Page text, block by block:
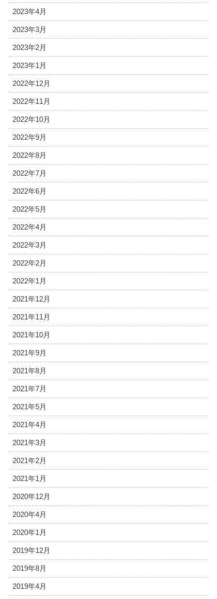
2023年4月
2023年3月
2023年2月
2023年1月
2022年12月
2022年11月
2022年10月
2022年9月
2022年8月
2022年7月
2022年6月
2022年5月
2022年4月
2022年3月
2022年2月
2022年1月
2021年12月
2021年11月
2021年10月
2021年9月
2021年8月
2021年7月
2021年5月
2021年4月
2021年3月
2021年2月
2021年1月
2020年12月
2020年4月
2020年1月
2019年12月
2019年8月
2019年4月